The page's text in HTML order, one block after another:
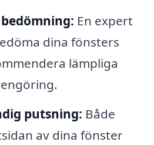
En expert
dina fönsters
lämpliga
putsning: Både
av dina fönster